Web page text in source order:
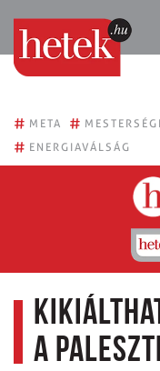
# META #
# ENERGIAVÁLSÁG
a